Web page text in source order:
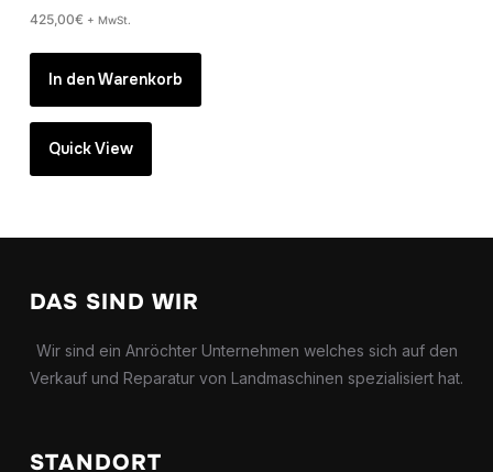
425,00€ + MwSt.
In den Warenkorb
Quick View
DAS SIND WIR
Wir sind ein Anröchter Unternehmen welches sich auf den
Verkauf und Reparatur von Landmaschinen spezialisiert hat.
STANDORT